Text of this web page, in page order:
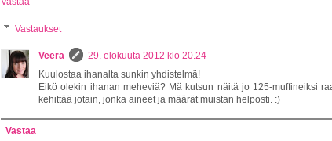
Vastaukset
Veera
29. elokuuta 2012 klo 20.24
Kuulostaa ihanalta sunkin yhdistelmä!
Eikö olekin ihanan meheviä? Mä kutsun näitä jo 125-muffineiksi
kehittää jotain, jonka aineet ja määrät muistan helposti. :)
Vastaa